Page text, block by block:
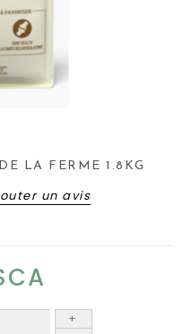
LA FERME 1.8KG
un avis
+